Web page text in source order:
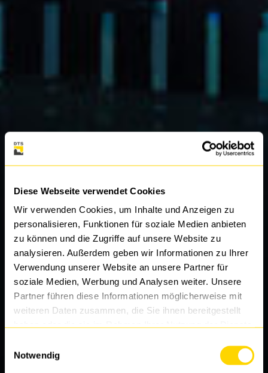
Diese Webseite verwendet Cookies
Wir verwenden Cookies, um Inhalte und Anzeigen zu
personalisieren, Funktionen für soziale Medien anbieten
zu können und die Zugriffe auf unsere Website zu
analysieren. Außerdem geben wir Informationen zu Ihrer
Verwendung unserer Website an unsere Partner für
soziale Medien, Werbung und Analysen weiter. Unsere
Partner führen diese Informationen möglicherweise mit
weiteren Daten zusammen, die Sie ihnen bereitgestellt
Notwendig